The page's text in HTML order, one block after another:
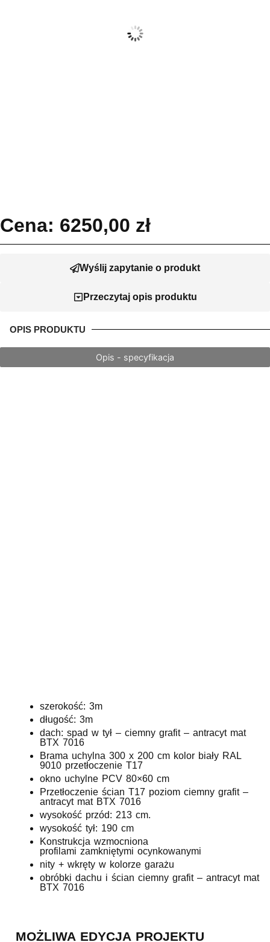
Cena: 6250,00 zł
Wyślij zapytanie o produkt
Przeczytaj opis produktu
OPIS PRODUKTU
Opis - specyfikacja
szerokość: 3m
długość: 3m
dach: spad w tył – ciemny grafit – antracyt mat
BTX 7016
Brama uchylna 300 x 200 cm kolor biały RAL
9010 przetłoczenie T17
okno uchylne PCV 80×60 cm
Przetłoczenie ścian T17 poziom ciemny grafit –
antracyt mat BTX 7016
wysokość przód: 213 cm.
wysokość tył: 190 cm
Konstrukcja wzmocniona
profilami zamkniętymi ocynkowanymi
nity + wkręty w kolorze garażu
obróbki dachu i ścian ciemny grafit – antracyt mat
BTX 7016
MOŻLIWA EDYCJA PROJEKTU